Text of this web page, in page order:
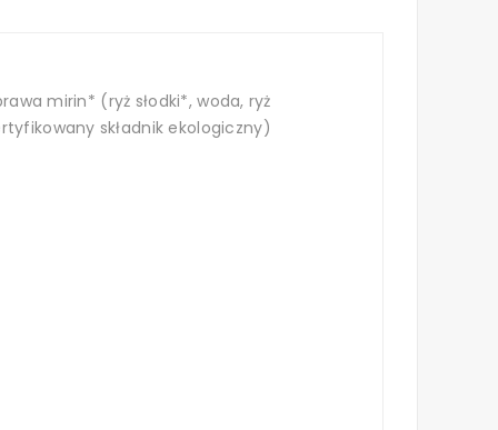
mirin* (ryż słodki*, woda, ryż
składnik ekologiczny)